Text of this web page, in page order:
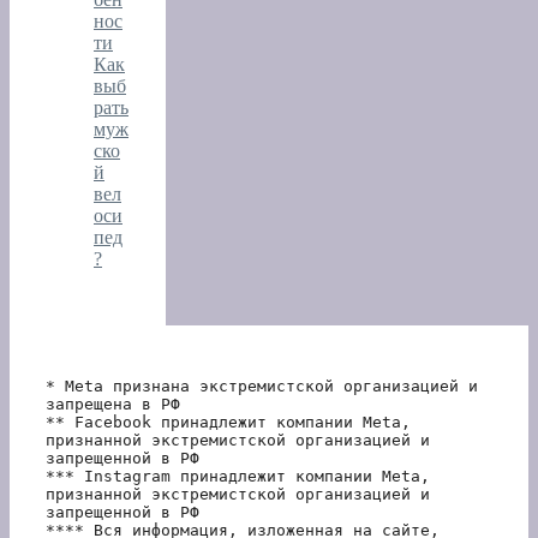
нос
ти
Как
выб
рать
муж
ско
й
вел
оси
пед
?
* Meta признана экстремистской организацией и
запрещена в РФ
** Facebook принадлежит компании Meta,
признанной экстремистской организацией и
запрещенной в РФ
*** Instagram принадлежит компании Meta,
признанной экстремистской организацией и
запрещенной в РФ
**** Вся информация, изложенная на сайте,